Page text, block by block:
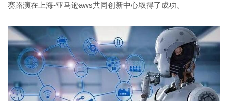
赛路演在上海-亚马逊aws共同创新中心取得了成功。